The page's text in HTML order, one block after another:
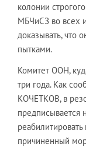
колонии
МБЧиСЗ во всех
доказывать, что
пытками.
Комитет ООН,
три года. Как
КОЧЕТКОВ, в
предписывается
причиненный